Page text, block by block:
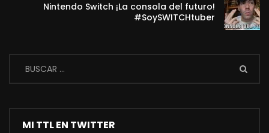
Nintendo Switch ¡La consola del futuro!
#SoySWITCHtuber
MI TTL EN TWITTER